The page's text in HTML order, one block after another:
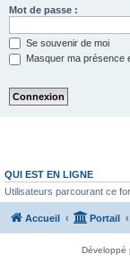
Mot de passe :
Se souvenir de moi
Masquer ma présence
QUI EST EN LIGNE
Utilisateurs parcourant ce
Accueil Portail
Développé